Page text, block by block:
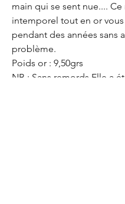
main qui se sent nue....
intemporel tout en or
pendant des années sans
problème.
Poids or : 9,50grs
NB : Sans remords Elle a